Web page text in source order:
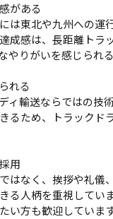
がある
は東北や九州への運
成感は、長距離トラ
りがいを感じられる
れる
ィ輸送ならではの技
るため、トラックド
用
はなく、挨拶や礼儀、
る人柄を重視していま
い方も歓迎しています